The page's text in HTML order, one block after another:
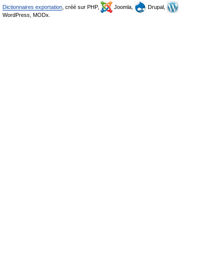
Dictionnaires exportation , créé sur PHP, Joomla,
Drupal,
WordPress, MODx.